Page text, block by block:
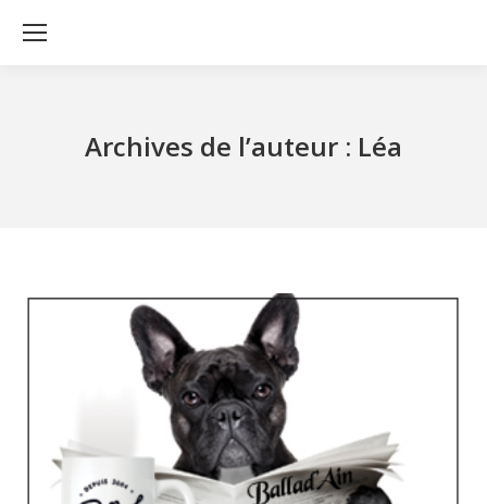
Archives de l’auteur : Léa